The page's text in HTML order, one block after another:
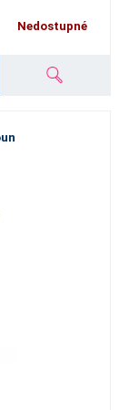
Nedostupné